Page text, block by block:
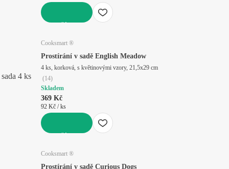
sada 4 ks
Cooksmart ®
Prostírání v sadě English Meadow
4 ks, korková, s květinovými vzory, 21,5x29 cm
(14)
Skladem
369 Kč
92 Kč / ks
Cooksmart ®
Prostírání v sadě Curious Dogs